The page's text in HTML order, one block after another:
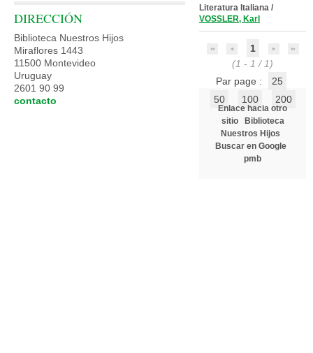
Literatura Italiana /
VOSSLER, Karl
1
(1 - 1 / 1)
Par page :
25
50
100 200
Enlace hacia otro
sitio
Biblioteca
Nuestros Hijos
Buscar en Google
pmb
DIRECCIÓN
Biblioteca Nuestros Hijos
Miraflores 1443
11500 Montevideo
Uruguay
2601 90 99
contacto